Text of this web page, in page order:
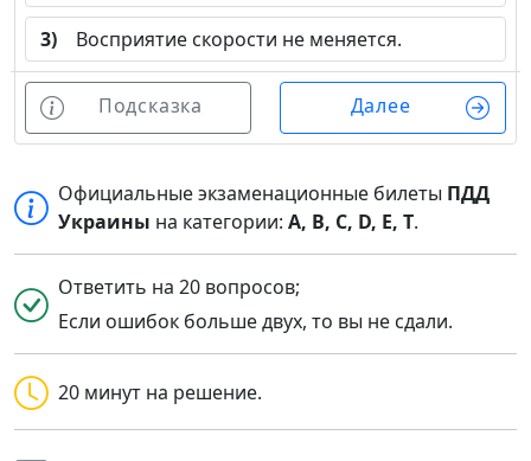
3) Восприятие скорости не меняется.
Подсказка Далее
Официальные экзаменационные билеты ПДД
Украины на категории:A, B, C, D, E, T.
Ответить на 20 вопросов;
Если ошибок больше двух, то вы не сдали.
20 минут на решение.